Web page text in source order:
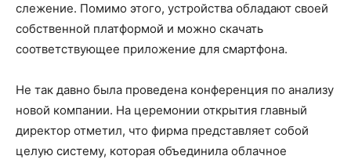
слежение. Помимо этого, устройства обладают своей
собственной платформой и можно скачать
соответствующее приложение для смартфона.
Не так давно была проведена конференция по анализу
новой компании. На церемонии открытия главный
директор отметил, что фирма представляет собой
целую систему, которая объединила облачное